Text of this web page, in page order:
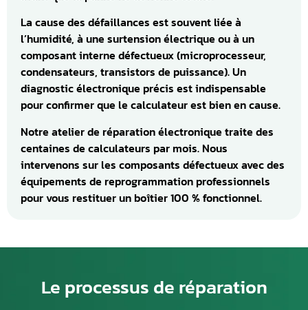
La cause des défaillances est souvent liée à
l’humidité, à une surtension électrique ou à un
composant interne défectueux (microprocesseur,
condensateurs, transistors de puissance). Un
diagnostic électronique précis est indispensable
pour confirmer que le calculateur est bien en cause.
Notre atelier de réparation électronique traite des
centaines de calculateurs par mois. Nous
intervenons sur les composants défectueux avec des
équipements de reprogrammation professionnels
pour vous restituer un boîtier 100 % fonctionnel.
Le processus de réparation